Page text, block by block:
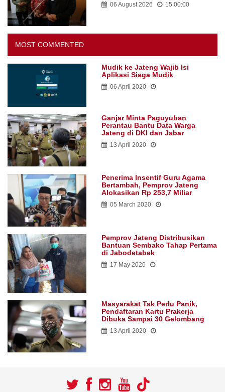
06 August 2026 15:00:00
MOST COMMENTED
Mudik ke Jateng Wajib Isi
Aplikasi Siaga Mudik
06 April 2020
Ganjar Minta Paguyuban
Perantau Bantu Data Warga
Jateng di DKI dan Jabar
13 April 2020
Penerima Insentif Guru Agama
Bertambah, Pemprov Jateng
Alokasikan Rp 253,7 Miliar
05 March 2020
Pemprov Jateng Distribusikan
Bantuan Sembako Tahap Pertama
di Jabodetabek
17 May 2020
Masyarakat Tak Perlu Panik,
Pendaftaran Kartu Prakerja
Dibuka Sampai 30 Gelombang
13 April 2020